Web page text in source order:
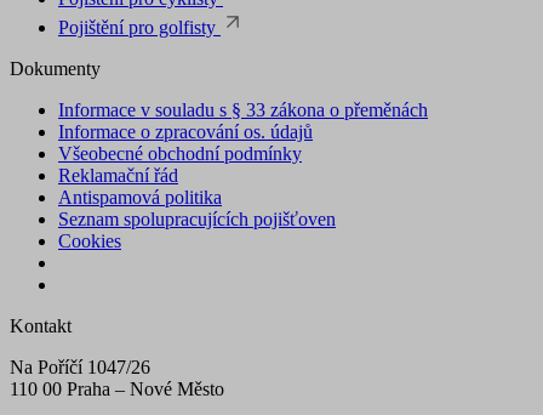
Pojištění pro golfisty
Dokumenty
Informace v souladu s § 33 zákona o přeměnách
Informace o zpracování os. údajů
Všeobecné obchodní podmínky
Reklamační řád
Antispamová politika
Seznam spolupracujících pojišťoven
Cookies
Kontakt
Na Poříčí 1047/26
110 00 Praha – Nové Město